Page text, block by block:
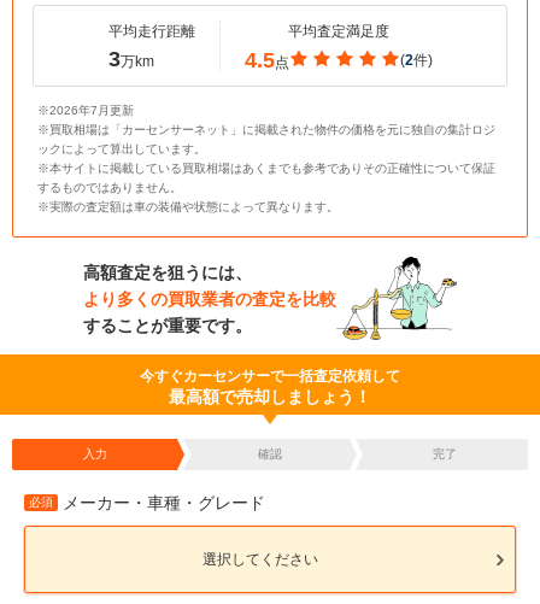
平均走行距離
3万km
平均査定満足度
4.5点 (2件)
※2026年7月更新
※買取相場は「カーセンサーネット」に掲載された物件の価格を元に独自の集計ロジ
ックによって算出しています。
※本サイトに掲載している買取相場はあくまでも参考でありその正確性について保証
するものではありません。
※実際の査定額は車の装備や状態によって異なります。
高額査定を狙うには、
より多くの買取業者の査定を比較
することが重要です。
今すぐカーセンサーで一括査定依頼して
最高額で売却しましょう！
入力 確認 完了
必須 メーカー・車種・グレード
選択してください